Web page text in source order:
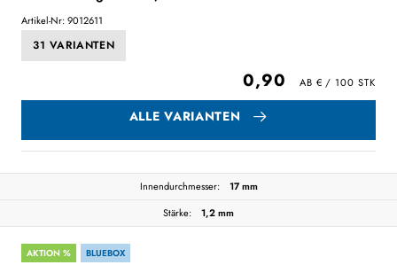
Artikel-Nr: 9012611
31 VARIANTEN
0,90
ALLE VARIANTEN
Innendurchmesser:
17 mm
Stärke:
1,2 mm
AKTION % BLUEBOX